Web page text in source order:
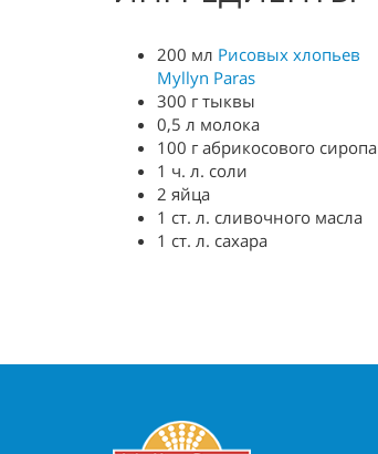
200 мл Рисовых хлопьев
Myllyn Paras
300 г тыквы
0,5 л молока
100 г абрикосового сиропа
1 ч. л. соли
2 яйца
1 ст. л. сливочного масла
1 ст. л. сахара